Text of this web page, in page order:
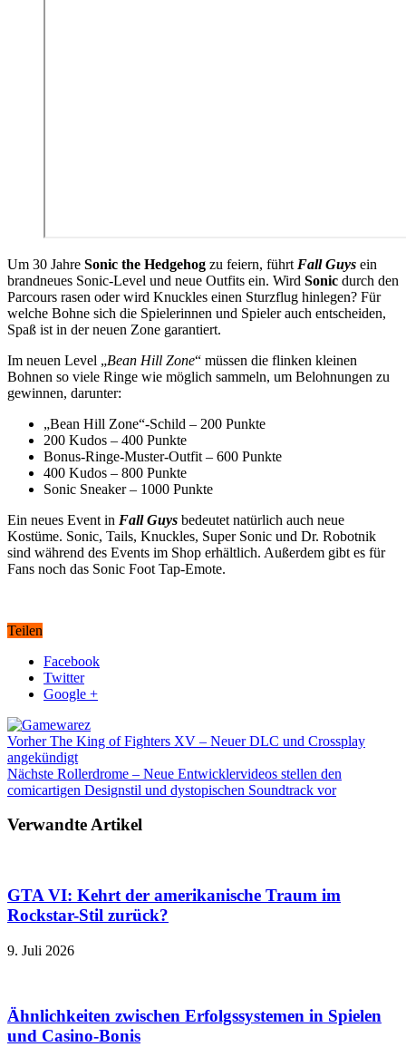
Um 30 Jahre Sonic the Hedgehog zu feiern, führt Fall Guys ein
brandneues Sonic-Level und neue Outfits ein. Wird Sonic durch den
Parcours rasen oder wird Knuckles einen Sturzflug hinlegen? Für
welche Bohne sich die Spielerinnen und Spieler auch entscheiden,
Spaß ist in der neuen Zone garantiert.
Im neuen Level „Bean Hill Zone“ müssen die flinken kleinen
Bohnen so viele Ringe wie möglich sammeln, um Belohnungen zu
gewinnen, darunter:
„Bean Hill Zone“-Schild – 200 Punkte
200 Kudos – 400 Punkte
Bonus-Ringe-Muster-Outfit – 600 Punkte
400 Kudos – 800 Punkte
Sonic Sneaker – 1000 Punkte
Ein neues Event in Fall Guys bedeutet natürlich auch neue
Kostüme. Sonic, Tails, Knuckles, Super Sonic und Dr. Robotnik
sind während des Events im Shop erhältlich. Außerdem gibt es für
Fans noch das Sonic Foot Tap-Emote.
Teilen
Facebook
Twitter
Google +
VorherThe King of Fighters XV – Neuer DLC und Crossplay
angekündigt
Nächste Rollerdrome – Neue Entwicklervideos stellen den
comicartigen Designstil und dystopischen Soundtrack vor
Verwandte Artikel
GTA VI: Kehrt der amerikanische Traum im
Rockstar-Stil zurück?
9. Juli 2026
Ähnlichkeiten zwischen Erfolgssystemen in Spielen
und Casino‑Bonis